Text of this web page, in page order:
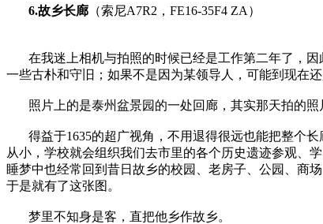
6.故乡长廊 （索尼A7R2，FE16-35F4 ZA）
在我迷上相机与拍照的时候已经是工作第二年了，
一些古朴和守旧；如果不是因为某领导人，可能到现在
照片上的是泰州盆景园的一处回廊，其实那天拍的
得益于1635的超广视角，不用退得很远也能把整个
从小，学校就会组织我们去市里的各个历史遗迹参观、
睡梦中也经常回到昔日故乡的校园、老房子、公园、商
于是就有了这张图。
梦里不知身是客，直把他乡作故乡。